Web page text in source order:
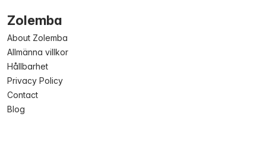
Zolemba
About Zolemba
Allmänna villkor
Hållbarhet
Privacy Policy
Contact
Blog